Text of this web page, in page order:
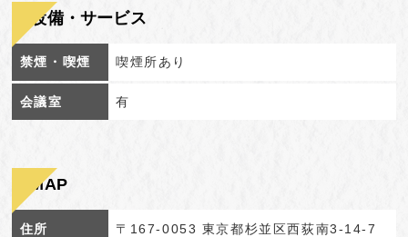
設備・サービス
禁煙・喫煙 喫煙所あり
会議室 有
MAP
住所 〒167-0053 東京都杉並区西荻南3-14-7